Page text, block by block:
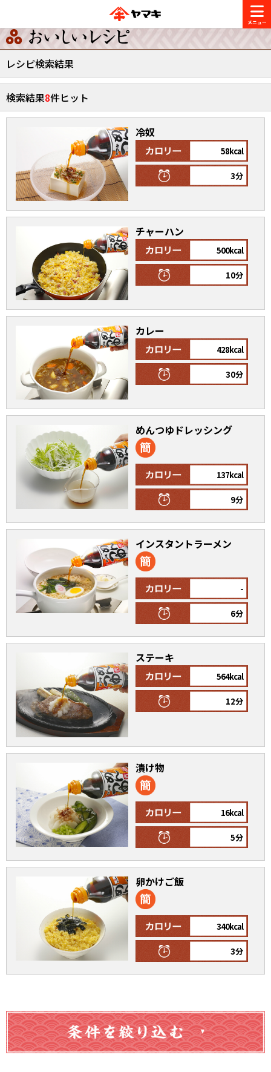
商品情報
ブランド一覧
ヤマキ『めんつゆ』 ヤマキ 割烹白だし
旨さ、別格。だし屋の鍋 韓福善シリーズ
サッと鍋® 楽チン鍋®
ストレートつゆ
新鮮一番 『氷熟®』
『踊り節』
だし粉
レシピ
おいしいレシピを探す
おいしいレシピトップ
主菜レシピ
汁物レシピ
時短レシピ
おいしいレシピを商品から探す
かつお節レシピ
めんつゆレシピ
割烹白だしレシピ
レシピ特設サイト
割烹白だしレシピ特集
だし巻き卵特集
かつおだしが決め手！簡単茶碗蒸し
かつお節・だしを楽しむ
かつお節・だしを知る
かつお節の削り方
かつお節・だしをもっと知る
ヤマキ かつお節プラス®
かつお節・だしを楽しむ
だしコミュ
CM・キャンペーン
企業・採用情報
- 百年対話
- ジョブリターン制
ヤマキお客様相談室
オンラインショップ
コミュニティサイト
レシピ検索結果
検索結果8件ヒット
冷奴
58kcal
3分
チャーハン
500kcal
10分
カレー
428kcal
30分
めんつゆドレッシング
137kcal
9分
インスタントラーメン
-
6分
ステーキ
564kcal
12分
漬け物
16kcal
5分
卵かけご飯
340kcal
3分